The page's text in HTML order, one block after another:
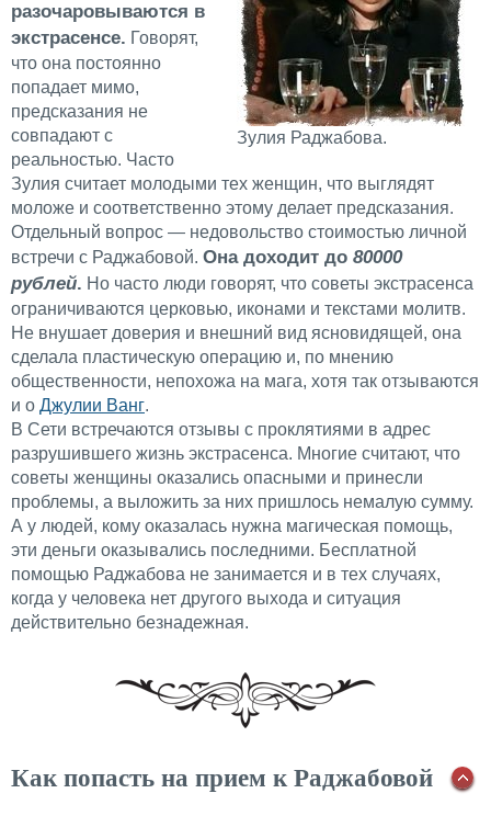
Зулия Раджабова.
разочаровываются в
экстрасенсе. Говорят,
что она постоянно
попадает мимо,
предсказания не
совпадают с
реальностью. Часто
Зулия считает молодыми тех женщин, что выглядят
моложе и соответственно этому делает предсказания.
Отдельный вопрос — недовольство стоимостью личной
встречи с Раджабовой. Она доходит до 80000
рублей. Но часто люди говорят, что советы экстрасенса
ограничиваются церковью, иконами и текстами молитв.
Не внушает доверия и внешний вид ясновидящей, она
сделала пластическую операцию и, по мнению
общественности, непохожа на мага, хотя так отзываются
и о Джулии Ванг.
В Сети встречаются отзывы с проклятиями в адрес
разрушившего жизнь экстрасенса. Многие считают, что
советы женщины оказались опасными и принесли
проблемы, а выложить за них пришлось немалую сумму.
А у людей, кому оказалась нужна магическая помощь,
эти деньги оказывались последними. Бесплатной
помощью Раджабова не занимается и в тех случаях,
когда у человека нет другого выхода и ситуация
действительно безнадежная.
Как попасть на прием к Раджабовой